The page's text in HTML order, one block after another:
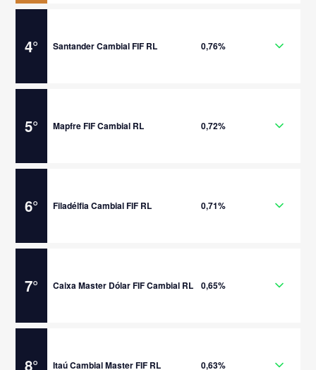
4° Santander Cambial FIF RL 0,76%
5° Mapfre FIF Cambial RL 0,72%
6° Filadélfia Cambial FIF RL 0,71%
7° Caixa Master Dólar FIF Cambial RL 0,65%
8° Itaú Cambial Master FIF RL 0,63%